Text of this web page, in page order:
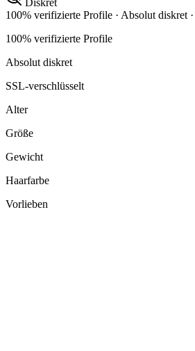
Diskret
100% verifizierte Profile · Absolut diskret ·
100% verifizierte Profile
Absolut diskret
SSL-verschlüsselt
Alter
Größe
Gewicht
Haarfarbe
Vorlieben